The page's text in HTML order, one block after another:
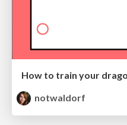
How to train your
notwaldorf